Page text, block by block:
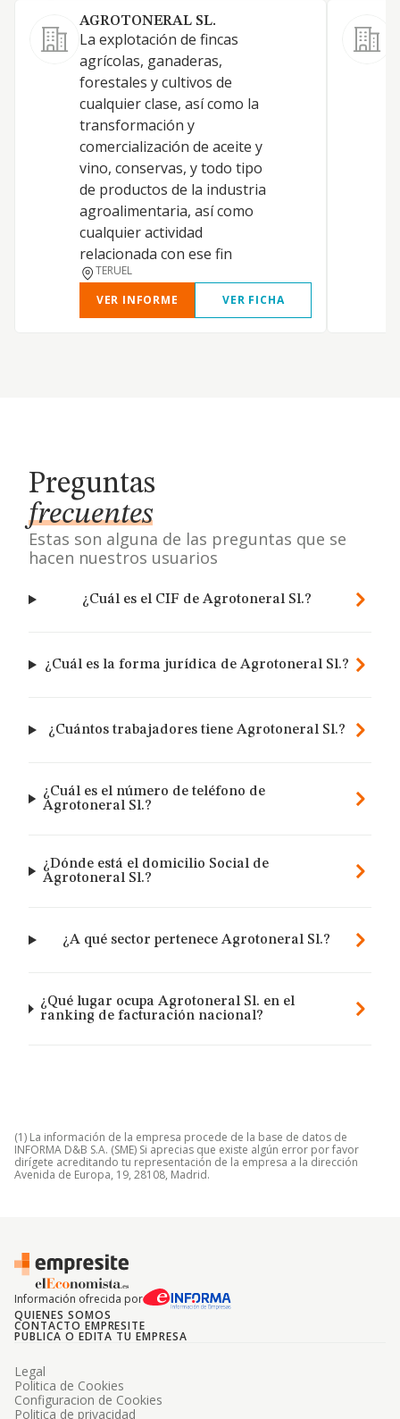
AGROTONERAL SL.
La explotación de fincas
agrícolas, ganaderas,
forestales y cultivos de
cualquier clase, así como la
transformación y
comercialización de aceite y
vino, conservas, y todo tipo
de productos de la industria
agroalimentaria, así como
cualquier actividad
relacionada con ese fin
TERUEL
VER INFORME
VER FICHA
Preguntas
frecuentes
Estas son alguna de las preguntas que se
hacen nuestros usuarios
¿Cuál es el CIF de Agrotoneral Sl.?
¿Cuál es la forma jurídica de Agrotoneral Sl.?
¿Cuántos trabajadores tiene Agrotoneral Sl.?
¿Cuál es el número de teléfono de
Agrotoneral Sl.?
¿Dónde está el domicilio Social de
Agrotoneral Sl.?
¿A qué sector pertenece Agrotoneral Sl.?
¿Qué lugar ocupa Agrotoneral Sl. en el
ranking de facturación nacional?
(1) La información de la empresa procede de la base de datos de
INFORMA D&B S.A. (SME) Si aprecias que existe algún error por favor
dirígete acreditando tu representación de la empresa a la dirección
Avenida de Europa, 19, 28108, Madrid.
Información ofrecida por
QUIENES SOMOS
CONTACTO EMPRESITE
PUBLICA O EDITA TU EMPRESA
Legal
Politica de Cookies
Configuracion de Cookies
Politica de privacidad